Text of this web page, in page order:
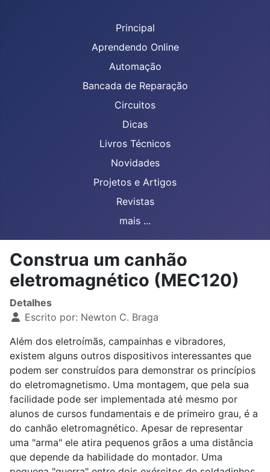
Principal
Aprendendo Online
Automação
Bancada de Reparação
Circuitos
Dicas
Livros Técnicos
Novidades
Projetos e Artigos
Revistas
mais ...
Construa um canhão
eletromagnético (MEC120)
Detalhes
Escrito por: Newton C. Braga
Além dos eletroímãs, campainhas e vibradores,
existem alguns outros dispositivos interessantes que
podem ser construídos para demonstrar os princípios
do eletromagnetismo. Uma montagem, que pela sua
facilidade pode ser implementada até mesmo por
alunos de cursos fundamentais e de primeiro grau, é a
do canhão eletromagnético. Apesar de representar
uma "arma" ele atira pequenos grãos a uma distância
que depende da habilidade do montador. Uma